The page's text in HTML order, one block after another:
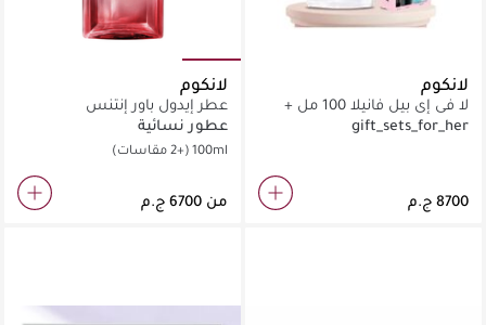
لانكوم
لا في إي بيل فانيلا 100 مل +
مجموعة هدايا
gift_sets_for_her
لانكوم
عطر إيدول باور إنتنس
عطور نسائية
100ml(+2 مقاسات)
من